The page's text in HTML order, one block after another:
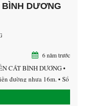
DƯƠNG
6 năm trước
CÁT BÌNH DƯƠNG •
đường nhựa 16m. • Sổ
tin mô tả Nằm ngay